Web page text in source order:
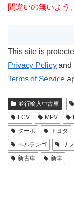
間違いの無いよう
This site is
Privacy Policy and
Terms of Service
並行輸入中古車
LCV
MPV
ターボ
トヨタ
ベルランゴ
リ
新古車
新車